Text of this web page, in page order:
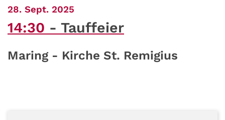
28. Sept. 2025
14:30 Tauffeier
Maring - Kirche St. Remigius